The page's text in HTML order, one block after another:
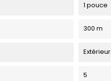
1 pouce
300 m
Extérieur
5